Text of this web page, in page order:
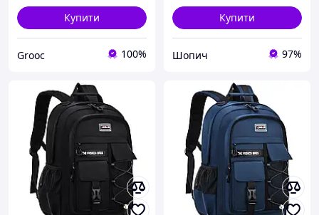
Купити
Grooc 100%
Купити
Шопич 97%